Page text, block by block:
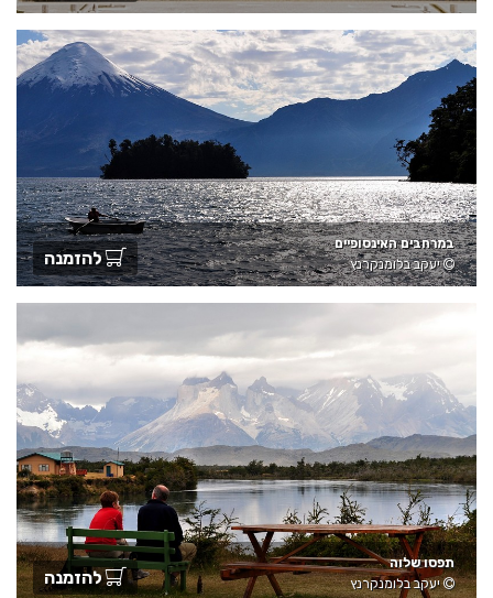
במרחבים האינסופיים
יעקב בלומנקרנץ
להזמנה
תפסו שלוה
יעקב בלומנקרנץ
להזמנה